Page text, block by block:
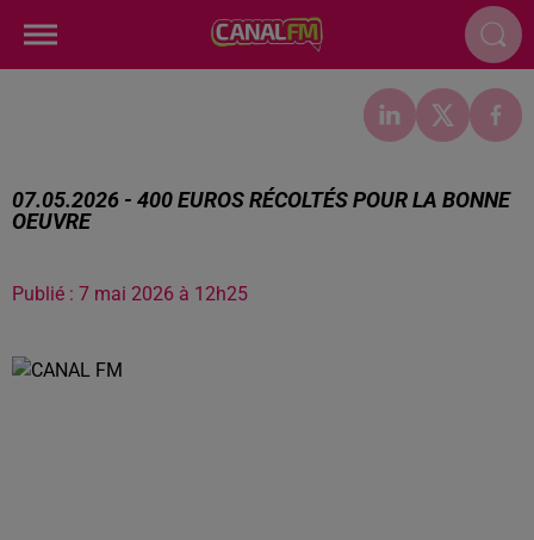
07.05.2026 - 400 EUROS RÉCOLTÉS POUR LA BONNE
OEUVRE
Publié : 7 mai 2026 à 12h25